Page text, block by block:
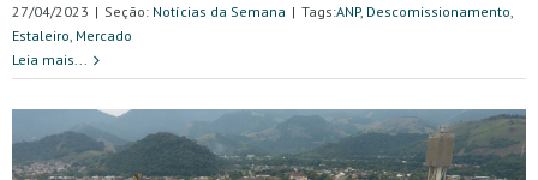
27/04/2023 | Seção: Notícias da Semana | Tags:ANP, Descomissionamento
Estaleiro Mercado
Leia mais...